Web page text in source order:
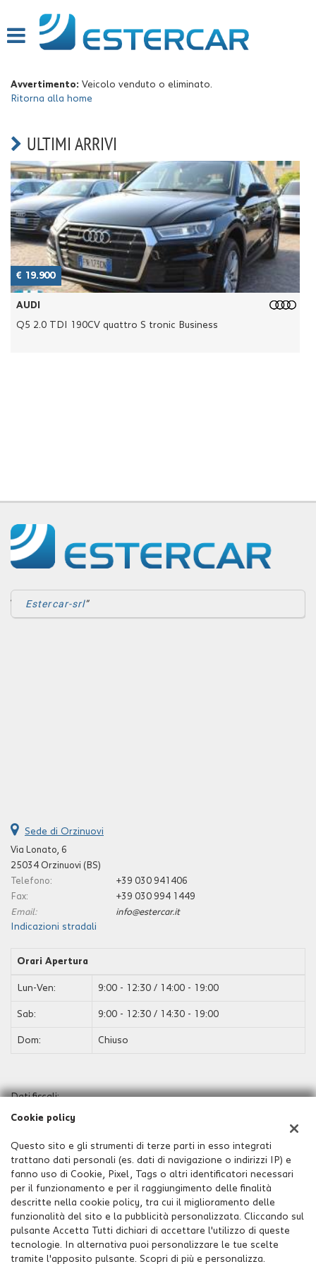
LISTA VEICOLI
SERVIZI
OFFICINA INTERNA
GARANZIA 12 MESI
FINANZIAMENTI
RICEVIMENTO CLIENTI
ACQUISTIAMO USATO
Avvertimento: Veicolo venduto o eliminato.
Ritorna alla home
ULTIMI ARRIVI
€ 19.900
AUDI
Q5 2.0 TDI 190CV quattro S tronic Business
Estercar-srl
Sede di Orzinuovi
Via Lonato, 6
25034 Orzinuovi (BS)
Telefono:
+39 030 941406
Fax:
+39 030 994 1449
Email:
info@estercar.it
Indicazioni stradali
Orari Apertura
Lun-Ven: 9:00 - 12:30 / 14:00 - 19:00
Sab: 9:00 - 12:30 / 14:30 - 19:00
Dom: Chiuso
Dati fiscali:
Estercar Srl
C.F/P.IVA:02797890981
Registro delle imprese:BS
Capitale sociale: €100.000 i.v.
Cookie policy
Questo sito e gli strumenti di terze parti in esso integrati
trattano dati personali (es. dati di navigazione o indirizzi IP) e
fanno uso di Cookie, Pixel, Tags o altri identificatori necessari
per il funzionamento e per il raggiungimento delle finalità
descritte nella cookie policy, tra cui il miglioramento delle
funzionalità del sito e la pubblicità personalizzata. Cliccando sul
pulsante Accetta Tutti dichiari di accettare l'utilizzo di queste
tecnologie. In alternativa puoi personalizzare le tue scelte
tramite l'apposito pulsante. Scopri di più e personalizza.